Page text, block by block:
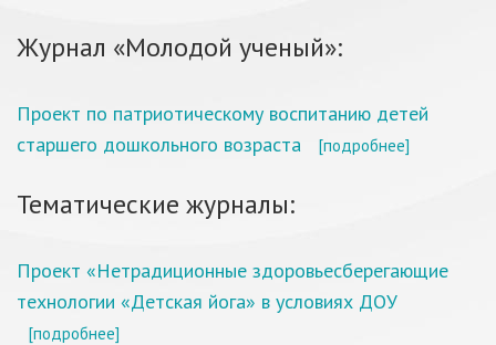
Журнал «Молодой ученый»:
Проект по патриотическому воспитанию детей
старшего дошкольного возраста
[подробнее]
Тематические журналы:
Проект «Нетрадиционные здоровьесберегающие
технологии «Детская йога» в условиях ДОУ
[подробнее]